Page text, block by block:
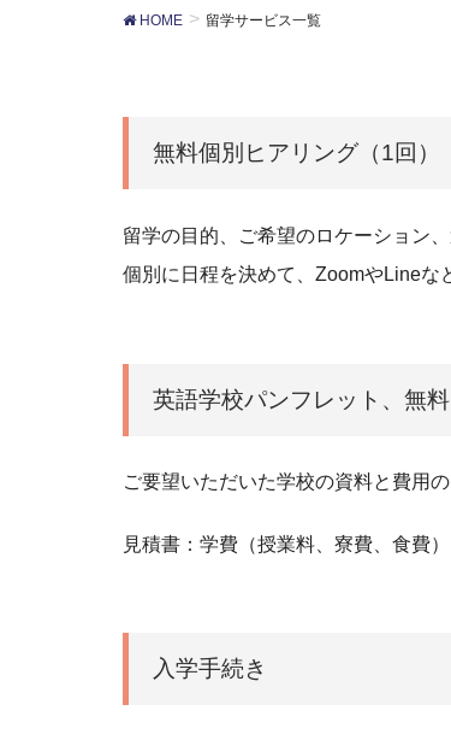
HOME 留学サービス一覧
無料個別ヒアリング（1回）
留学の目的、ご希望のロケーション
個別に日程を決めて、ZoomやLineな
英語学校パンフレット、無
ご要望いただいた学校の資料と費用
見積書：学費（授業料、寮費、食費
入学手続き